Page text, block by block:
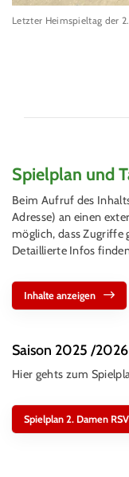
Letzter Heimspieltag der
Spielplan und
Beim Aufruf des
Adresse) an einen
möglich, dass Zugriffe
Detaillierte Infos
Inhalte anzeigen
Saison 2025 /2026
Hier gehts zum
Spielplan 2. Damen